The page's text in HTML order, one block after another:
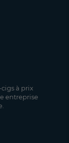
à prix
entreprise